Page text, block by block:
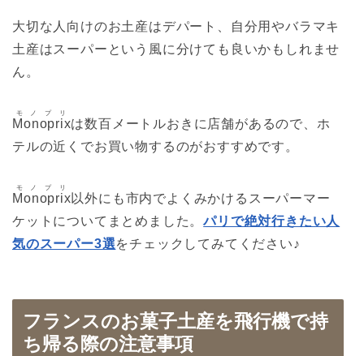
大切な人向けのお土産はデパート、自分用やバラマキ
土産はスーパーという風に分けても良いかもしれませ
ん。
Monoprix
モノプリ
は数百メートルおきに店舗があるので、ホ
テルの近くでお買い物するのがおすすめです。
Monoprix
モノプリ
以外にも市内でよくみかけるスーパーマー
ケットについてまとめました。パリで絶対行きたい人
気のスーパー3選をチェックしてみてください♪
フランスのお菓子土産を飛行機で持
ち帰る際の注意事項